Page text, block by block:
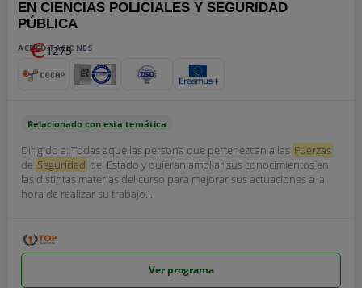
EN CIENCIAS POLICIALES Y SEGURIDAD
PÚBLICA
1275
ACREDITACIONES
Relacionado con esta temática
Dirigido a: Todas aquellas persona que pertenezcan a las Fuerzas
de Seguridad del Estado y quieran ampliar sus conocimientos en
las distintas materias del curso para mejorar sus actuaciones a la
hora de realizar su trabajo...
Ver programa